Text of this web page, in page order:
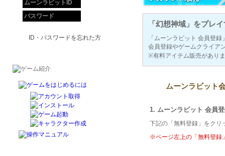
「幻想神域」をプレ
「ムーンラビット 会員登
会員登録やゲームクライア
※有料アイテム販売があり
ムーンラビット
1. ムーンラビット 会員
下記の「無料登録」をクリ
※ページ左上の「無料登録
ID・パスワードを忘れた方